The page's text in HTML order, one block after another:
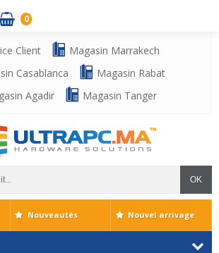
Client
Magasin Marrakech
Casablanca
Magasin Rabat
Agadir
Magasin Tanger
OK
0
Nouveautés Nouvel arrivage